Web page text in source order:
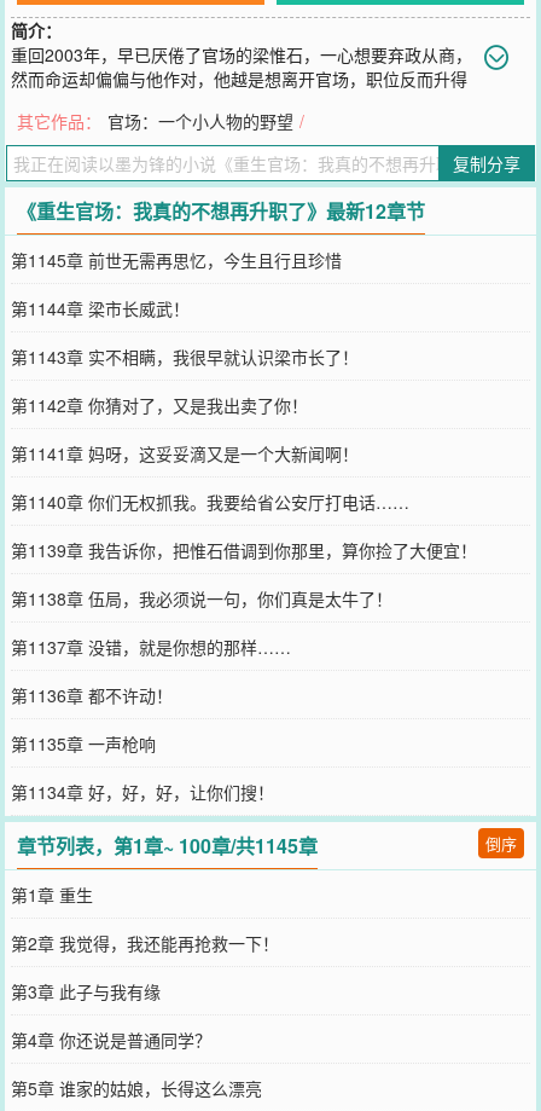
简介：
重回2003年，早已厌倦了官场的梁惟石，一心想要弃政从商，
然而命运却偏偏与他作对，他越是想离开官场，职位反而升得
不觉已然攀至权力的巅峰。
您要是觉得《重生官场：我真的不想再升职了》还不错的话请不要忘
记向您QQ群和微博微信里的朋友推荐哦！
其它作品： 官场：一个小人物的野望 /
复制分享
《重生官场：我真的不想再升职了》最新12章节
第1145章 前世无需再思忆，今生且行且珍惜
第1144章 梁市长威武！
第1143章 实不相瞒，我很早就认识梁市长了！
第1142章 你猜对了，又是我出卖了你！
第1141章 妈呀，这妥妥滴又是一个大新闻啊！
第1140章 你们无权抓我。我要给省公安厅打电话……
第1139章 我告诉你，把惟石借调到你那里，算你捡了大便宜！
第1138章 伍局，我必须说一句，你们真是太牛了！
第1137章 没错，就是你想的那样……
第1136章 都不许动！
第1135章 一声枪响
第1134章 好，好，好，让你们搜！
章节列表，第1章~ 100章/共1145章 倒序
第1章 重生
第2章 我觉得，我还能再抢救一下！
第3章 此子与我有缘
第4章 你还说是普通同学？
第5章 谁家的姑娘，长得这么漂亮